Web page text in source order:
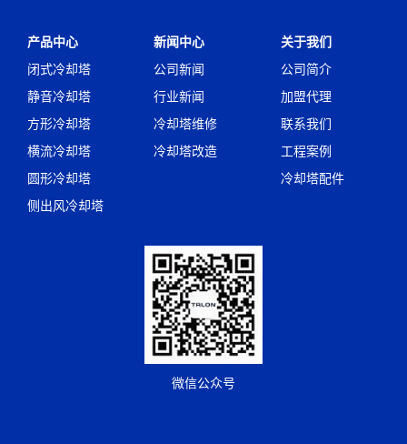
产品中心
闭式冷却塔
静音冷却塔
方形冷却塔
横流冷却塔
圆形冷却塔
侧出风冷却塔
新闻中心
公司新闻
行业新闻
冷却塔维修
冷却塔改造
关于我们
公司简介
加盟代理
联系我们
工程案例
冷却塔配件
微信公众号